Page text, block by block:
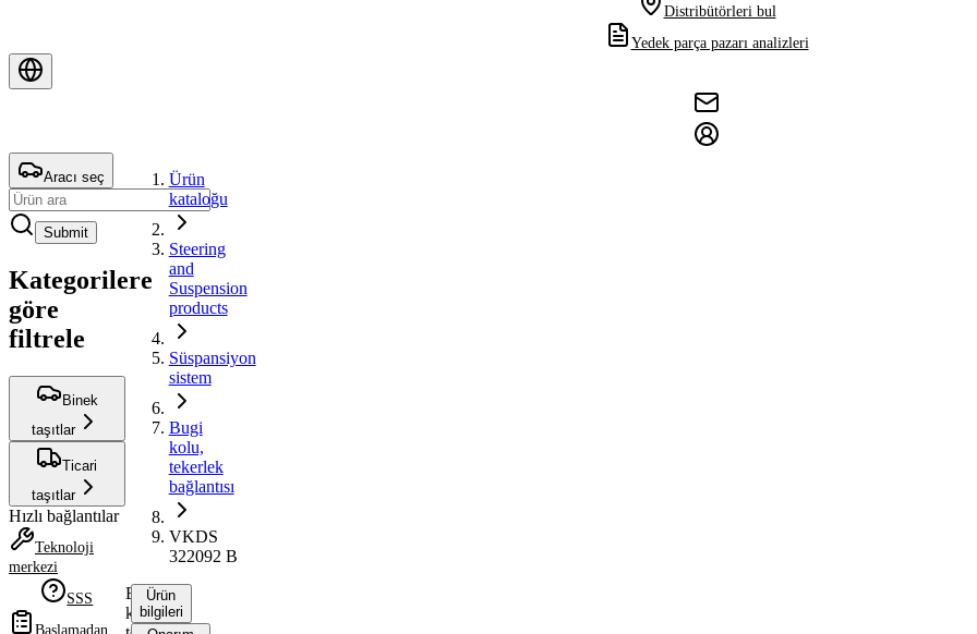
Distribütörleri bul
Yedek parça pazarı analizleri
Aracı seç
Submit
Kategorilere
göre
filtrele
Binek
taşıtlar
Ticari
taşıtlar
Hızlı bağlantılar
Teknoloji
merkezi
SSS
Başlamadan
Ürün
kataloğu
Steering
and
Suspension
products
Süspansiyon
sistem
Bugi
kolu,
tekerlek
bağlantısı
VKDS
322092 B
Bugi
kolu,
Ürün
bilgileri